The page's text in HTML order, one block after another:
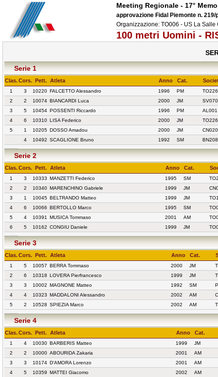
Meeting Regionale - 17°
approvazione Fidal Piemonte n. 219/
Organizzazione: TO006 - US La Salle
100 metri Uomini -
Serie 1
Clas.Cors. Pett. Atleta Anno Cat.
1 3 10220 FALCETTO Alessandro 1996 PM
2
2 10074 BIANCARDI Luca 2000 JM
3
5 10454 POSSENTI Riccardo 1996 PM
AL001
4
6 10310 LISA Federico 2000 JM
5
1 10205 DOSSO Amadou 2000 JM
4
10492 SCAGLIONE Bruno 1992 SM
Serie 2
Clas.Cors. Pett. Atleta Anno Cat.
1 3 10333 MANZETTI Federico 1995 SM
2
2 10340 MARENCHINO Gabriele 1999 JM
3
1 10045 BELTRANDO Matteo 1999 JM
4
6 10066 BERTOLLO Marco 1995 SM
5
4 10391 MUSICA Tommaso 2001 AM
6
5 10162 CONGIU Daniele 1999 JM
Serie 3
Clas.Cors. Pett. Atleta Anno Cat.
1 5 10057 BERRA Tommaso 2000 JM
2
6 10318 LOVERA Pierfrancesco 1999 JM
3
3 10002 MAGNONE Matteo 1992 SM
4
4 10323 MADDALONI Alessandro 2002 AM
5
2 10528 SPIEZIA Marco 2002 AM
Serie 4
Clas.Cors. Pett. Atleta Anno Cat.
1 4 10030 BARBERIS Matteo 1999
JM
2
2 10000 ABOURIDA Zakaria 2001
AM
3
3 10174 D'AMORA Lorenzo 2001
AM
4
5 10359 MATTEI Giacomo 2002
AM